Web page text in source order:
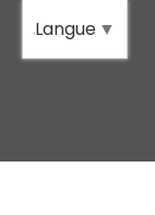
Langue ▼